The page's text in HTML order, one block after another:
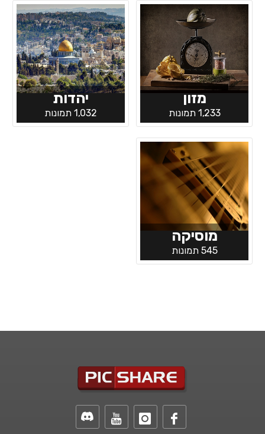
מזון
1,233 תמונות
יהדות
1,032 תמונות
מוסיקה
545 תמונות